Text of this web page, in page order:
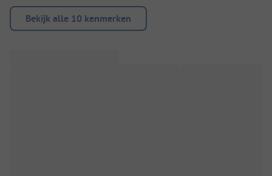
Bekijk alle 10 kenmerken